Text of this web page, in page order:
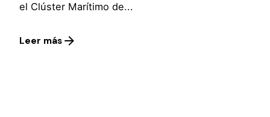
el Clúster Marítimo de...
Leer más